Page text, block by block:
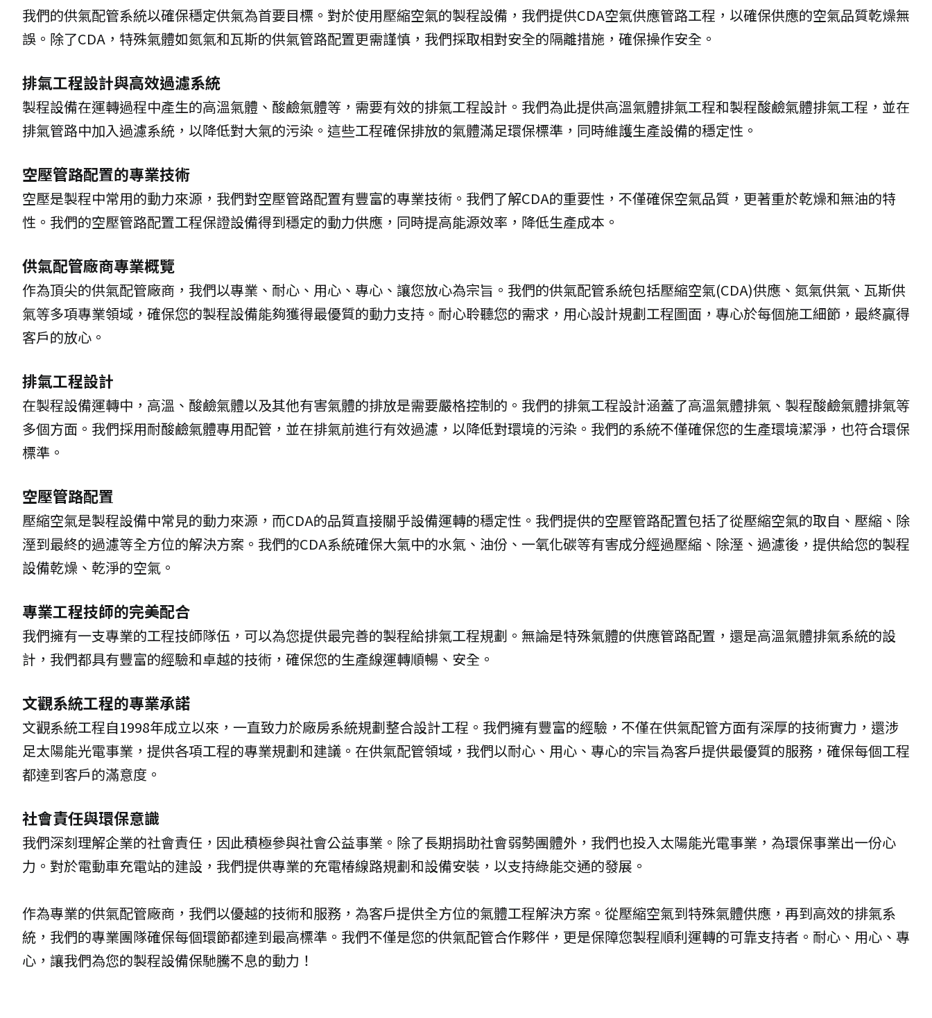
我們的供氣配管系統以確保穩定供氣為首要目標。對於使用壓縮空氣的製程設備，我們提供CDA空氣供應管路工程，以確保供應的空氣品質乾燥無
誤。除了CDA，特殊氣體如氮氣和瓦斯的供氣管路配置更需謹慎，我們採取相對安全的隔離措施，確保操作安全。
排氣工程設計與高效過濾系統
製程設備在運轉過程中產生的高溫氣體、酸鹼氣體等，需要有效的排氣工程設計。我們為此提供高溫氣體排氣工程和製程酸鹼氣體排氣工程，並在
排氣管路中加入過濾系統，以降低對大氣的污染。這些工程確保排放的氣體滿足環保標準，同時維護生產設備的穩定性。
空壓管路配置的專業技術
空壓是製程中常用的動力來源，我們對空壓管路配置有豐富的專業技術。我們了解CDA的重要性，不僅確保空氣品質，更著重於乾燥和無油的特
性。我們的空壓管路配置工程保證設備得到穩定的動力供應，同時提高能源效率，降低生產成本。
供氣配管廠商專業概覽
作為頂尖的供氣配管廠商，我們以專業、耐心、用心、專心、讓您放心為宗旨。我們的供氣配管系統包括壓縮空氣(CDA)供應、氮氣供氣、瓦斯供
氣等多項專業領域，確保您的製程設備能夠獲得最優質的動力支持。耐心聆聽您的需求，用心設計規劃工程圖面，專心於每個施工細節，最終贏得
客戶的放心。
排氣工程設計
在製程設備運轉中，高溫、酸鹼氣體以及其他有害氣體的排放是需要嚴格控制的。我們的排氣工程設計涵蓋了高溫氣體排氣、製程酸鹼氣體排氣等
多個方面。我們採用耐酸鹼氣體專用配管，並在排氣前進行有效過濾，以降低對環境的污染。我們的系統不僅確保您的生產環境潔淨，也符合環保
標準。
空壓管路配置
壓縮空氣是製程設備中常見的動力來源，而CDA的品質直接關乎設備運轉的穩定性。我們提供的空壓管路配置包括了從壓縮空氣的取自、壓縮、除
溼到最終的過濾等全方位的解決方案。我們的CDA系統確保大氣中的水氣、油份、一氧化碳等有害成分經過壓縮、除溼、過濾後，提供給您的製程
設備乾燥、乾淨的空氣。
專業工程技師的完美配合
我們擁有一支專業的工程技師隊伍，可以為您提供最完善的製程給排氣工程規劃。無論是特殊氣體的供應管路配置，還是高溫氣體排氣系統的設
計，我們都具有豐富的經驗和卓越的技術，確保您的生產線運轉順暢、安全。
文觀系統工程的專業承諾
文觀系統工程自1998年成立以來，一直致力於廠房系統規劃整合設計工程。我們擁有豐富的經驗，不僅在供氣配管方面有深厚的技術實力，還涉
足太陽能光電事業，提供各項工程的專業規劃和建議。在供氣配管領域，我們以耐心、用心、專心的宗旨為客戶提供最優質的服務，確保每個工程
都達到客戶的滿意度。
社會責任與環保意識
我們深刻理解企業的社會責任，因此積極參與社會公益事業。除了長期捐助社會弱勢團體外，我們也投入太陽能光電事業，為環保事業出一份心
力。對於電動車充電站的建設，我們提供專業的充電椿線路規劃和設備安裝，以支持綠能交通的發展。
作為專業的供氣配管廠商，我們以優越的技術和服務，為客戶提供全方位的氣體工程解決方案。從壓縮空氣到特殊氣體供應，再到高效的排氣系
統，我們的專業團隊確保每個環節都達到最高標準。我們不僅是您的供氣配管合作夥伴，更是保障您製程順利運轉的可靠支持者。耐心、用心、專
心，讓我們為您的製程設備保馳騰不息的動力！